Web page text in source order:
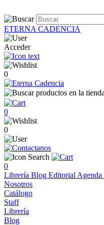
ETERNA CADENCIA
Acceder
0
0
0
0
Librería Blog Editorial Agenda
Nosotros
Catálogo
Staff
Librería
Blog